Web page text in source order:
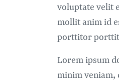
voluptate velit
mollit anim id
porttitor
Lorem ipsum
minim veniam,